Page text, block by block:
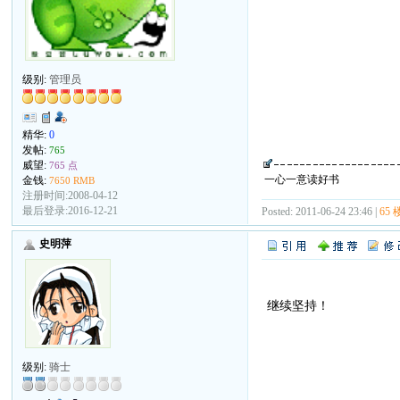
级别:管理员
精华:0
发帖:765
威望:765 点
金钱:7650 RMB
注册时间:2008-04-12
最后登录:2016-12-21
一心一意读好书
Posted: 2011-06-24 23:46 |65
史明萍
级别:骑士
继续坚持！